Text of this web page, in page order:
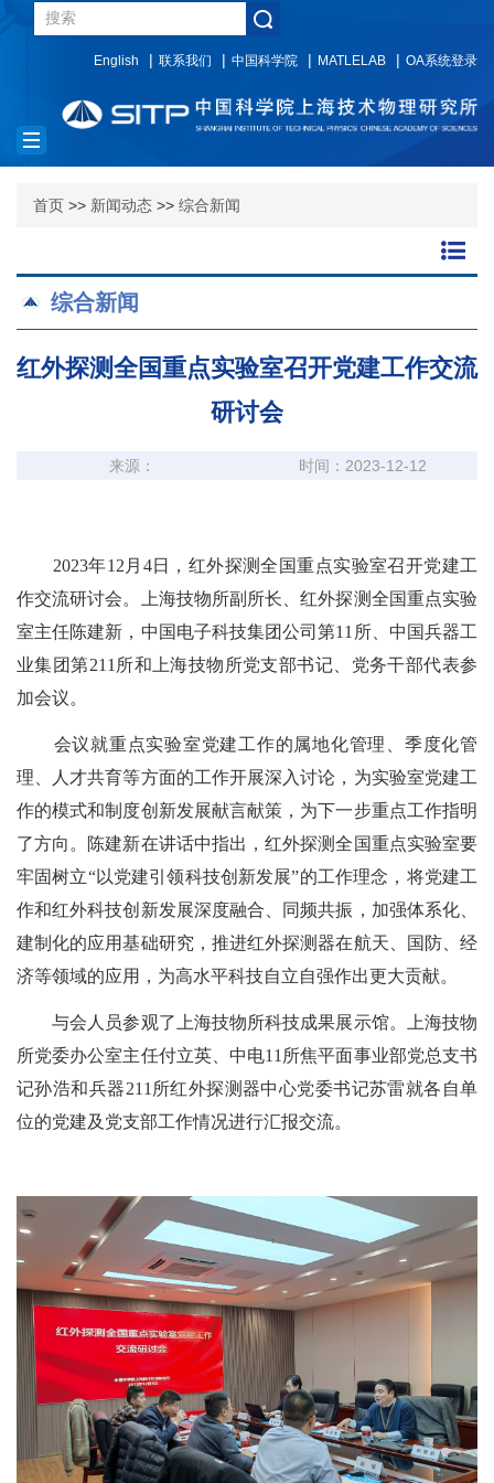
English 联系我们 中国科学院 MATLELAB OA系统登录
Toggle
navigation
首页 >> 新闻动态 >> 综合新闻
综合新闻
红外探测全国重点实验室召开党建工作交流
研讨会
来源： 时间：2023-12-12
2023年12 月 4日，红外探测全国重点实验室召开党建工
作交流研讨会。上海技物所副所长、红外探测全国重点实验
室主任陈建新，中国电子科技集团公司第11 所、中国兵器工
业集团第211 所和上海技物所党支部书记、党务干部代表参
加会议。
会议就重点实验室党建工作的属地化管理、季度化管
理、人才共育等方面的工作开展深入讨论，为实验室党建工
作的模式和制度创新发展献言献策，为下一步重点工作指明
了方向。陈建新在讲话中指出，红外探测全国重点实验室要
牢固树立“以党建引领科技创新发展”的工作理念，将党建工
作和红外科技创新发展深度融合、同频共振，加强体系化、
建制化的应用基础研究，推进红外探测器在航天、国防、经
济等领域的应用，为高水平科技自立自强作出更大贡献。
与会人员参观了上海技物所科技成果展示馆。上海技物
所党委办公室主任付立英、中电11 所焦平面事业部党总支书
记孙浩和兵器211 所红外探测器中心党委书记苏雷就各自单
位的党建及党支部工作情况进行汇报交流。